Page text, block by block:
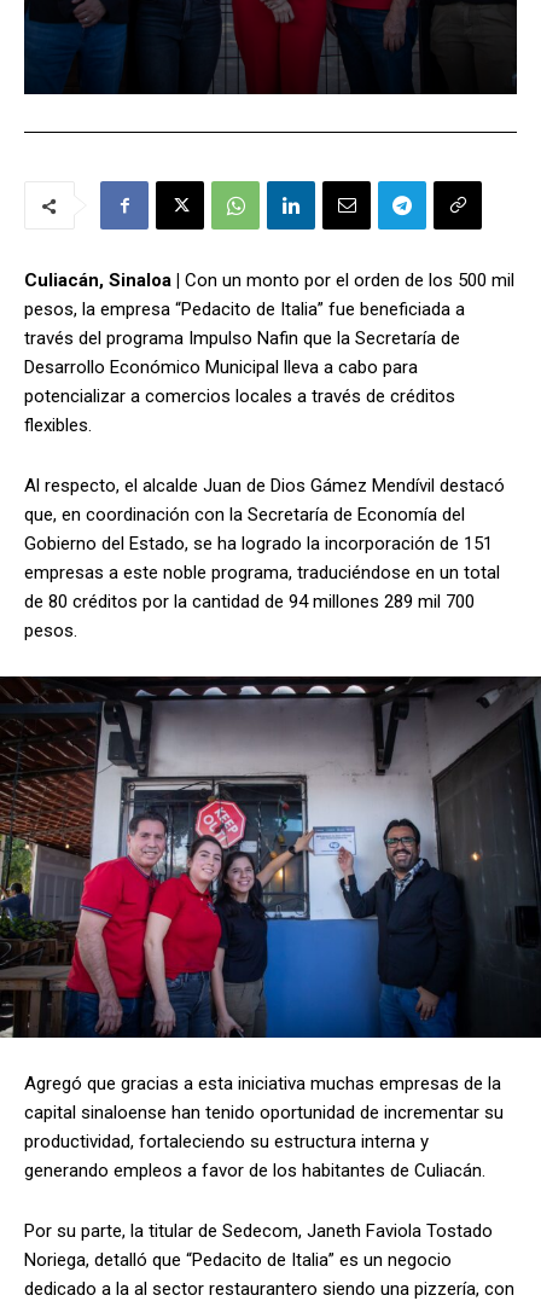
Culiacán, Sinaloa | Con un monto por el orden de los 500 mil
pesos, la empresa “Pedacito de Italia” fue beneficiada a
través del programa Impulso Nafin que la Secretaría de
Desarrollo Económico Municipal lleva a cabo para
potencializar a comercios locales a través de créditos
flexibles.
Al respecto, el alcalde Juan de Dios Gámez Mendívil destacó
que, en coordinación con la Secretaría de Economía del
Gobierno del Estado, se ha logrado la incorporación de 151
empresas a este noble programa, traduciéndose en un total
de 80 créditos por la cantidad de 94 millones 289 mil 700
pesos.
Agregó que gracias a esta iniciativa muchas empresas de la
capital sinaloense han tenido oportunidad de incrementar su
productividad, fortaleciendo su estructura interna y
generando empleos a favor de los habitantes de Culiacán.
Por su parte, la titular de Sedecom, Janeth Faviola Tostado
Noriega, detalló que “Pedacito de Italia” es un negocio
dedicado a la al sector restaurantero siendo una pizzería, con